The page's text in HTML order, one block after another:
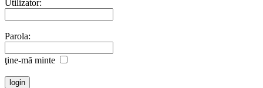
Utilizator:
Parola:
ţine-mã minte